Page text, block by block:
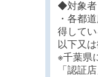
◆対象者
・各都
得して
以下又
※千葉県
「認証